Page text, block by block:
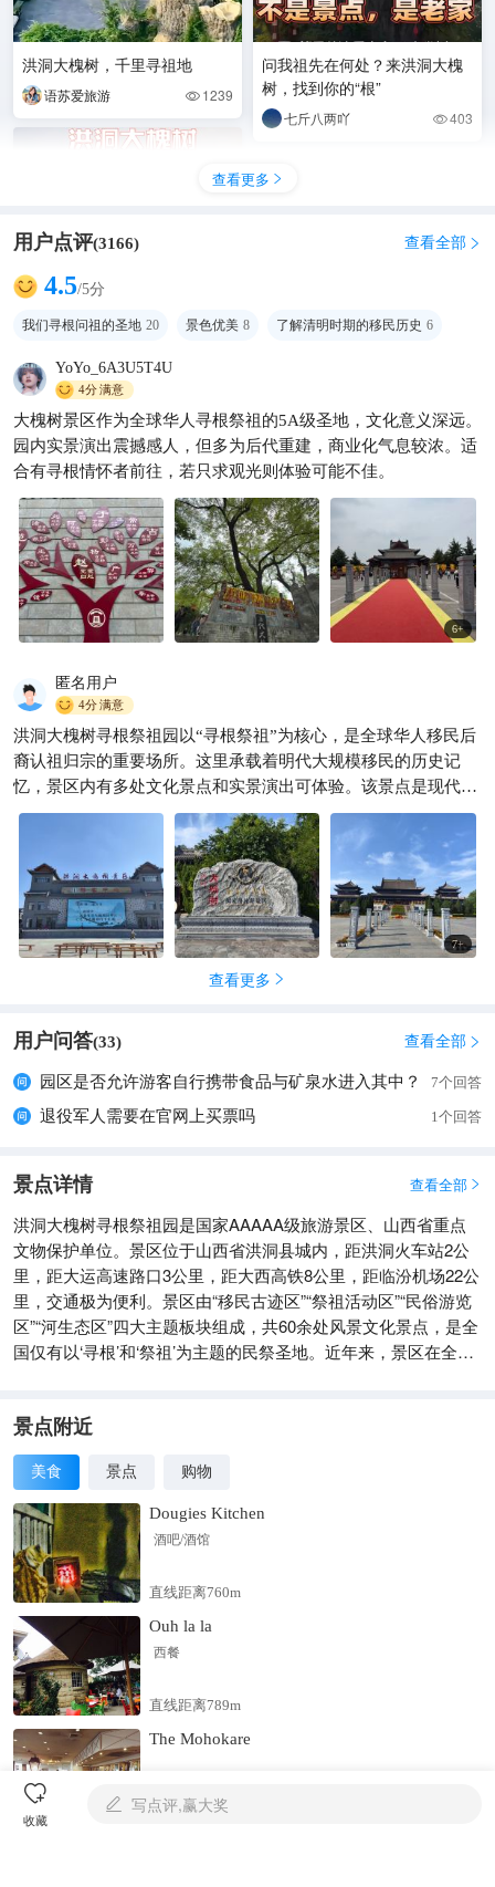
洪洞大槐树，千里寻祖地
语苏爱旅游  1239
2. 踏上洪洞大槐树，奔赴一场
跨越六百年的寻根之旅，读懂
祖辈的红彩旅行  228
问我祖先在何处？来洪洞大槐
树，找到你的“根”
七斤八两吖 403
查看更多 
用户点评(3166) 查看全部 
4.5/5分
我们寻根问祖的圣地 20 景色优美 8 了解清明时期的移民历史 6
YoYo_6A3U5T4U
4分满意
大槐树景区作为全球华人寻根祭祖的5A级圣地，文化意义深远。
园内实景演出震撼感人，但多为后代重建，商业化气息较浓。适
合有寻根情怀者前往，若只求观光则体验可能不佳。
6+
匿名用户
4分满意
洪洞大槐树寻根祭祖园以“寻根祭祖”为核心，是全球华人移民后
裔认祖归宗的重要场所‌。这里承载着明代大规模移民的历史记
忆，景区内有多处文化景点和实景演出可体验。‌‌该景点是现代人
造景点，如果祖上不是由山西移民到各地的，似乎不太能产生共
7+
查看更多 
用户问答(33) 查看全部 
园区是否允许游客自行携带食品与矿泉水进入其中？ 7个回答
退役军人需要在官网上买票吗 1个回答
景点详情 查看全部 
洪洞大槐树寻根祭祖园是国家AAAAA级旅游景区、山西省重点
文物保护单位。景区位于山西省洪洞县城内，距洪洞火车站2公
里，距大运高速路口3公里，距大西高铁8公里，距临汾机场22公
里，交通极为便利。景区由“移民古迹区”“祭祖活动区”“民俗游览
区”“河生态区”四大主题板块组成，共60余处风景文化景点，是全
国仅有以‘寻根’和‘祭祖’为主题的民祭圣地。近年来，景区在全体
务业标准化示范项目”“中国华侨国际文化交流基地”“中国楹联文
化名园”“全国模范职工之家”“全国厂务公开民主管理示范单位”“第
二届山西省质量奖提名奖”“山西省五一劳动奖状”“山西十佳品质
旅游景区”“山西省民族传统节日保护示范地”“山西省文明景区”“山
西省文明旅游先进单位”“山西省文化产业先进单位”“山西省文化
体制改革先进单位”等百余项重大品牌荣誉。其独具特色的“大槐
树祭祖习俗”，更被列为第二批“非物质文化遗产”。在2018年10月
29日上午，国家文化和旅游部举办新晋5A级旅游景区授牌会，它
正式晋升为国家5A级旅游景区。现如今，已逐步形成以景区、民
俗饭店、旅行社三大经营版块为主体，旅游文创产品开发、文化
传媒发展为侧翼，集吃、住、行、游、购、娱为一体的综合旅游
服务区.
景点附近
美食 景点 购物
Dougies Kitchen
酒吧/酒馆
直线距离760m
Ouh la la
西餐
直线距离789m
The Mohokare
直线距离491m

收藏
 写点评,赢大奖